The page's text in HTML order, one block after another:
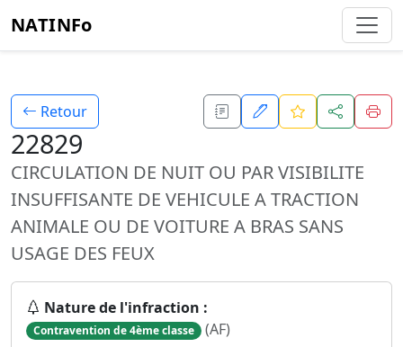
NATINFo
Retour
22829
CIRCULATION DE NUIT OU PAR VISIBILITE
INSUFFISANTE DE VEHICULE A TRACTION
ANIMALE OU DE VOITURE A BRAS SANS
USAGE DES FEUX
Nature de l'infraction :
Contravention de 4ème classe (AF)